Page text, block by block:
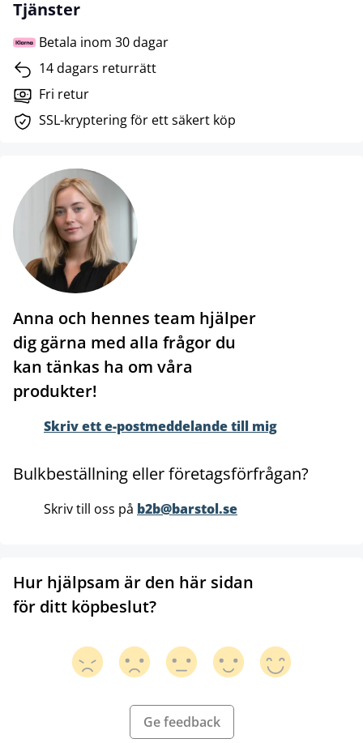
Tjänster
Betala inom 30 dagar
14 dagars returrätt
Fri retur
SSL-kryptering för ett säkert köp
Anna och hennes team hjälper
dig gärna med alla frågor du
kan tänkas ha om våra
produkter!
Skriv ett e-postmeddelande till mig
Bulkbeställning eller företagsförfrågan?
Skriv till oss på b2b@barstol.se
Hur hjälpsam är den här sidan
för ditt köpbeslut?
Ge feedback